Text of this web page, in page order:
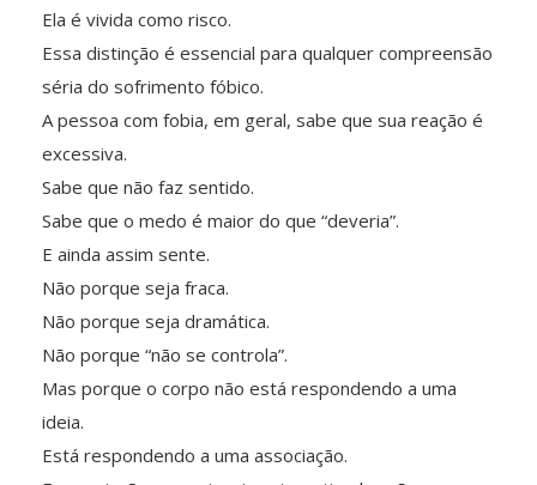
Ela é vivida como risco.
Essa distinção é essencial para qualquer compreensão
séria do sofrimento fóbico.
A pessoa com fobia, em geral, sabe que sua reação é
excessiva.
Sabe que não faz sentido.
Sabe que o medo é maior do que “deveria”.
E ainda assim sente.
Não porque seja fraca.
Não porque seja dramática.
Não porque “não se controla”.
Mas porque o corpo não está respondendo a uma
ideia.
Está respondendo a uma associação.